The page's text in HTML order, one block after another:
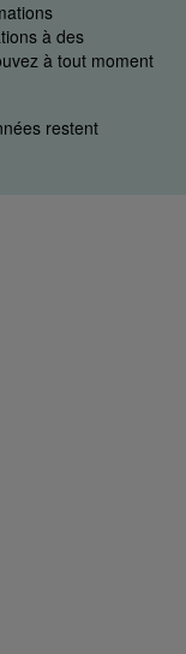
à des
à tout moment
restent